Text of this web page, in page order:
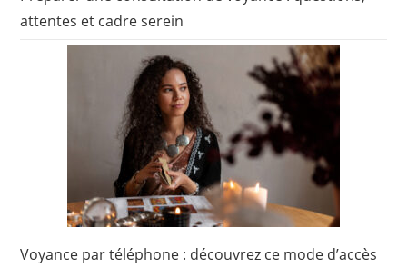
attentes et cadre serein
Voyance par téléphone : découvrez ce mode d’accès